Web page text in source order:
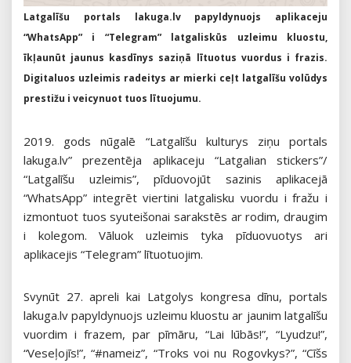
Latgalīšu portals lakuga.lv papyldynuojs aplikaceju
“WhatsApp” i “Telegram” latgaliskūs uzleimu kluostu,
īkļaunūt jaunus kasdīnys saziņā lītuotus vuordus i frazis.
Digitaluos uzleimis radeitys ar mierki ceļt latgalīšu volūdys
prestižu i veicynuot tuos lītuojumu.
2019. gods nūgalē “Latgalīšu kulturys ziņu portals
lakuga.lv” prezentēja aplikaceju “Latgalian stickers”/
“Latgalīšu uzleimis”, pīduovojūt sazinis aplikacejā
“WhatsApp” integrēt viertini latgalisku vuordu i fražu i
izmontuot tuos syuteišonai sarakstēs ar rodim, draugim
i kolegom. Vāluok uzleimis tyka pīduovuotys ari
aplikacejis “Telegram” lītuotuojim.
Svynūt 27. apreli kai Latgolys kongresa dīnu, portals
lakuga.lv papyldynuojs uzleimu kluostu ar jaunim latgalīšu
vuordim i frazem, par pīmāru, “Lai lūbās!”, “Lyudzu!”,
“Veseļojīs!”, “#nameiz”, “Troks voi nu Rogovkys?”, “Cīšs